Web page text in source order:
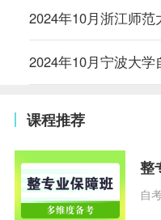
2024年10月浙江师
2024年10月宁波大
课程推荐
整
自